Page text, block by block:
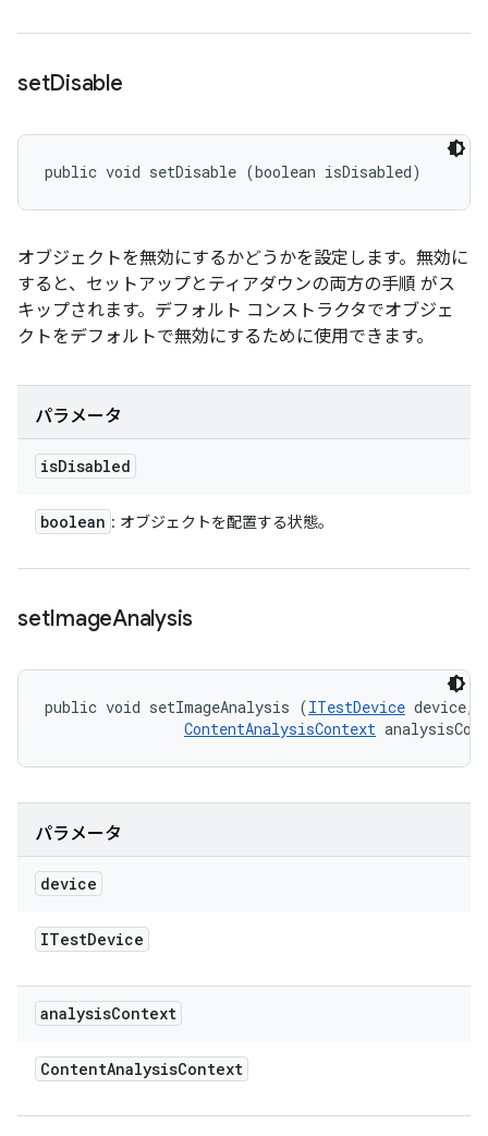
setDisable
public void setDisable (boolean isDisabled)
オブジェクトを無効にするかどうかを設定します。無効に
すると、セットアップとティアダウンの両方の手順 がス
キップされます。デフォルト コンストラクタでオブジェ
クトをデフォルトで無効にするために使用できます。
パラメータ
isDisabled
boolean : オブジェクトを配置する状態。
setImageAnalysis
public void setImageAnalysis (ITestDevice device,
ContentAnalysisContext
パラメータ
device
ITestDevice
analysisContext
ContentAnalysisContext